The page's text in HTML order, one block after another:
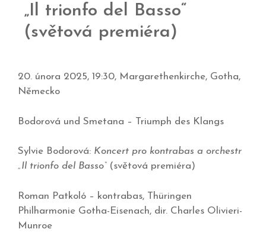
„Il trionfo del Basso“
(světová premiéra)
20. února 2025, 19:30, Margarethenkirche, Gotha,
Německo
Bodorová und Smetana – Triumph des Klangs
Sylvie Bodorová: Koncert pro kontrabas a orchestr
„Il trionfo del Basso“(světová premiéra)
Roman Patkoló – kontrabas, Thüringen
Philharmonie Gotha-Eisenach, dir. Charles Olivieri-
Munroe